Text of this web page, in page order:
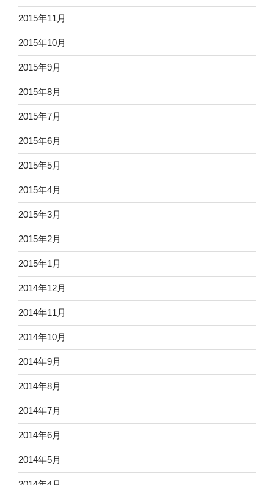
2015年11月
2015年10月
2015年9月
2015年8月
2015年7月
2015年6月
2015年5月
2015年4月
2015年3月
2015年2月
2015年1月
2014年12月
2014年11月
2014年10月
2014年9月
2014年8月
2014年7月
2014年6月
2014年5月